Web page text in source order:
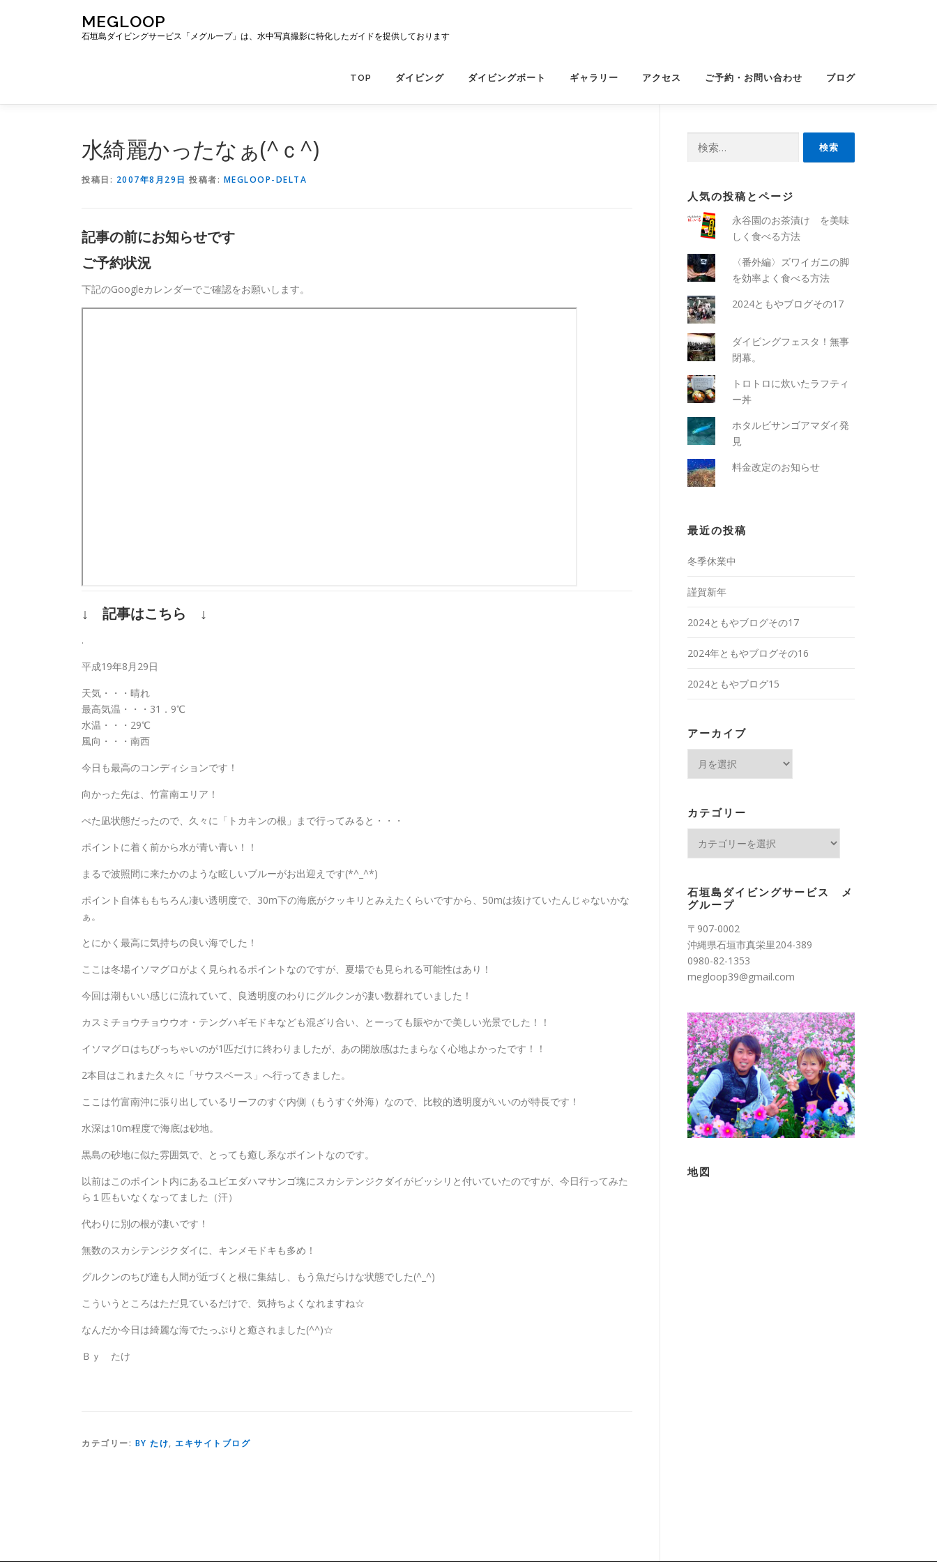
ス
MEGLOOP
石垣島ダイビングサービス「メグループ」は、水中写真撮影に特化したガイドを提供しております
TOP ダイビング ダイビングボート ギャラリー アクセス ご予約・お問い合わせ ブログ
水綺麗かったなぁ(^ｃ^)
投稿日: 2007年8月29日 投稿者: MEGLOOP-DELTA
記事の前にお知らせです
ご予約状況
下記のGoogleカレンダーでご確認をお願いします。
↓ 記事はこちら ↓
.
平成19年8月29日
天気・・・晴れ
最高気温・・・31．9℃
水温・・・29℃
風向・・・南西
今日も最高のコンディションです！
向かった先は、竹富南エリア！
べた凪状態だったので、久々に「トカキンの根」まで行ってみると・・・
ポイントに着く前から水が青い青い！！
まるで波照間に来たかのような眩しいブルーがお出迎えです(*^_^*)
ポイント自体ももちろん凄い透明度で、30m下の海底がクッキリとみえたくらいですから、50mは抜けていたんじゃないかな
ぁ。
とにかく最高に気持ちの良い海でした！
ここは冬場イソマグロがよく見られるポイントなのですが、夏場でも見られる可能性はあり！
今回は潮もいい感じに流れていて、良透明度のわりにグルクンが凄い数群れていました！
カスミチョウチョウウオ・テングハギモドキなども混ざり合い、とーっても賑やかで美しい光景でした！！
イソマグロはちびっちゃいのが1匹だけに終わりましたが、あの開放感はたまらなく心地よかったです！！
2本目はこれまた久々に「サウスベース」へ行ってきました。
ここは竹富南沖に張り出しているリーフのすぐ内側（もうすぐ外海）なので、比較的透明度がいいのが特長です！
水深は10m程度で海底は砂地。
黒島の砂地に似た雰囲気で、とっても癒し系なポイントなのです。
以前はこのポイント内にあるユビエダハマサンゴ塊にスカシテンジクダイがビッシリと付いていたのですが、今日行ってみた
ら１匹もいなくなってました（汗）
代わりに別の根が凄いです！
無数のスカシテンジクダイに、キンメモドキも多め！
グルクンのちび達も人間が近づくと根に集結し、もう魚だらけな状態でした(^_^)
こういうところはただ見ているだけで、気持ちよくなれますね☆
なんだか今日は綺麗な海でたっぷりと癒されました(^^)☆
Ｂｙ たけ
カテゴリー: BY たけ, エキサイトブログ
人気の投稿とページ
永谷園のお茶漬け を美味
しく食べる方法
〈番外編〉ズワイガニの脚
を効率よく食べる方法
2024ともやブログその17
ダイビングフェスタ！無事
閉幕。
トロトロに炊いたラフティ
ー丼
ホタルビサンゴアマダイ発
見
料金改定のお知らせ
最近の投稿
冬季休業中
謹賀新年
2024ともやブログその17
2024年ともやブログその16
2024ともやブログ15
アーカイブ
ブ
カテゴリー
ー
石垣島ダイビングサービス メ
グループ
〒907-0002
沖縄県石垣市真栄里204-389
0980-82-1353
megloop39@gmail.com
地図